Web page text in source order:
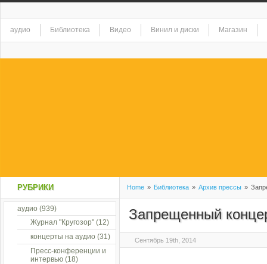
аудио Библиотека Видео Винил и диски Магазин
Home » Библиотека » Архив прессы »
Запрещенный
Сентябрь 19th, 2014
РУБРИКИ
аудио (939)
Журнал "Кругозор" (12)
концерты на аудио (31)
Пресс-конференции и
интервью (18)